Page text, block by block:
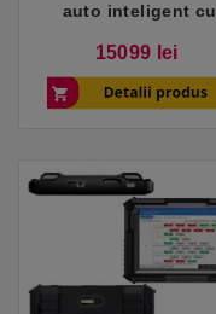
auto inteligent cu
15099 lei